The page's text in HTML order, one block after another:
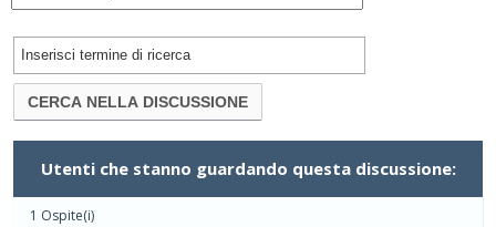
Utenti che stanno guardando questa discussione:
1 Ospite(i)